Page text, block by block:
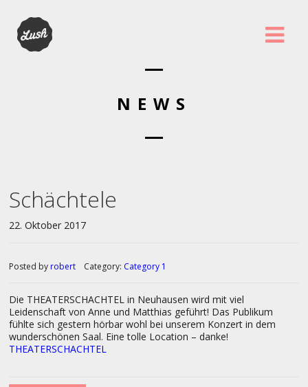
NEWS
Schächtele
22. Oktober 2017
Posted by robert Category: Category 1
Die THEATERSCHACHTEL in Neuhausen wird mit viel
Leidenschaft von Anne und Matthias geführt! Das Publikum
fühlte sich gestern hörbar wohl bei unserem Konzert in dem
wunderschönen Saal. Eine tolle Location – danke!
THEATERSCHACHTEL